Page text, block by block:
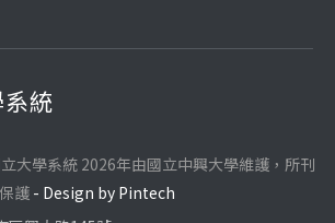
統
大學系統 2026年由國立中興大學維護，所刊
護 - Design by Pintech